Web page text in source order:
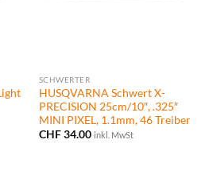
SCHWERTER
HUSQVARNA Schwert X-
PRECISION 25cm/10″, .325″
MINI PIXEL, 1.1mm, 46 Treiber
CHF34.00 inkl. MwSt